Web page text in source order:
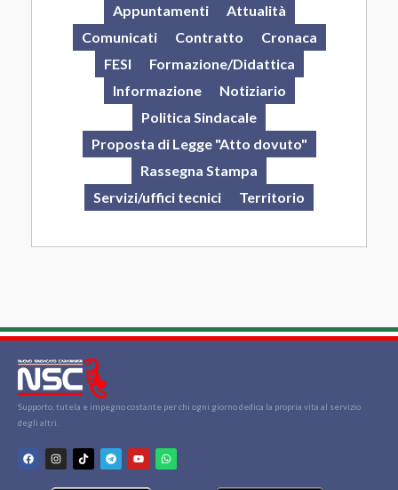
Appuntamenti
Attualità
Comunicati
Contratto
Cronaca
FESI
Formazione/Didattica
Informazione
Notiziario
Politica Sindacale
Proposta di Legge "Atto dovuto"
Rassegna Stampa
Servizi/uffici tecnici
Territorio
Supporto, tutela e impegno costante per chi ogni giorno dedica la propria vita al servizio
degli altri.